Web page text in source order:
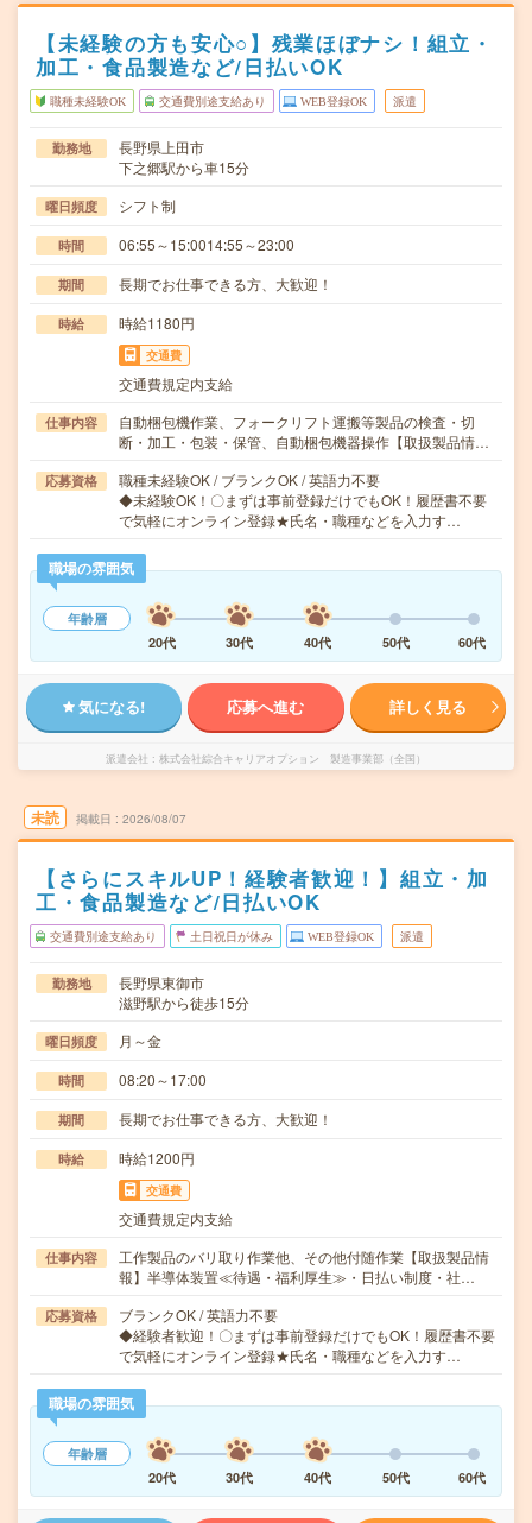
【未経験の方も安心○】残業ほぼナシ！組立・
加工・食品製造など/日払いOK
職種未経験OK 交通費別途支給あり WEB登録OK 派遣
勤務地
長野県上田市
下之郷駅から車15分
曜日頻度 シフト制
時間 06:55～15:0014:55～23:00
期間 長期でお仕事できる方、大歓迎！
時給 時給1180円
交通費
交通費規定内支給
仕事内容
自動梱包機作業、フォークリフト運搬等製品の検査・切
断・加工・包装・保管、自動梱包機器操作【取扱製品情…
応募資格
職種未経験OK / ブランクOK / 英語力不要
◆未経験OK！〇まずは事前登録だけでもOK！履歴書不要
で気軽にオンライン登録★氏名・職種などを入力す…
職場の雰囲気
年齢層
20代
30代 40代 50代 60代
気になる! 応募へ進む 詳しく見る
派遣会社 株式会社綜合キャリアオプション 製造事業部（全国）
未読 掲載日 2026/08/07
【さらにスキルUP！経験者歓迎！】組立・加
工・食品製造など/日払いOK
交通費別途支給あり 土日祝日が休み WEB登録OK 派遣
勤務地
長野県東御市
滋野駅から徒歩15分
曜日頻度 月～金
時間 08:20～17:00
期間 長期でお仕事できる方、大歓迎！
時給 時給1200円
交通費
交通費規定内支給
仕事内容
工作製品のバリ取り作業他、その他付随作業【取扱製品情
報】半導体装置≪待遇・福利厚生≫・日払い制度・社…
応募資格
ブランクOK / 英語力不要
◆経験者歓迎！〇まずは事前登録だけでもOK！履歴書不要
で気軽にオンライン登録★氏名・職種などを入力す…
職場の雰囲気
年齢層
20代
30代 40代 50代 60代